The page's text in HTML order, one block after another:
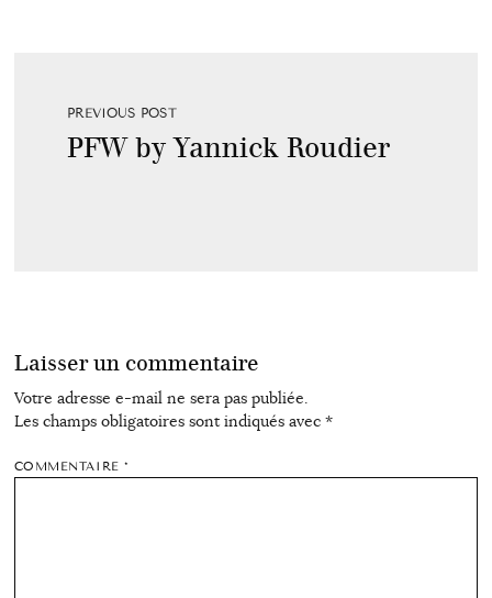
PREVIOUS POST
PFW by Yannick Roudier
Laisser un commentaire
Votre adresse e-mail ne sera pas publiée.
Les champs obligatoires sont indiqués avec *
COMMENTAIRE*